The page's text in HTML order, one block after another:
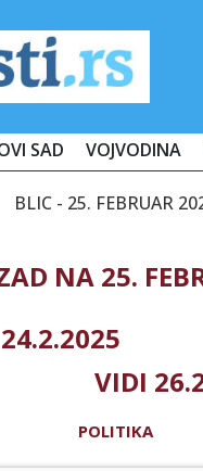
SAD VOJVODINA
BLIC - 25. FEBRUAR
NA 25.
VIDI
POLITIKA